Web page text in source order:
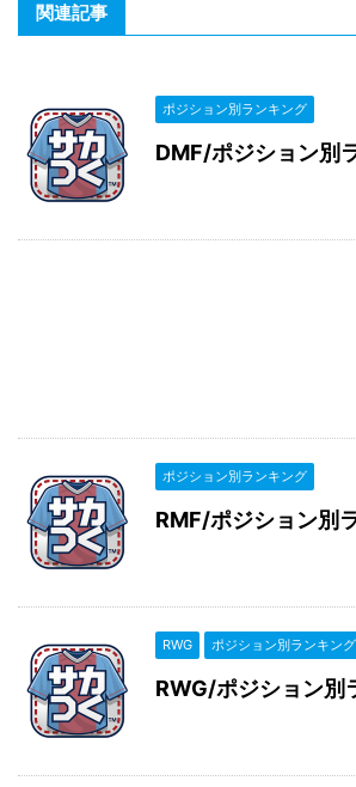
関連記事
ポジション別ランキング
DMF/ポジション別
ポジション別ランキング
RMF/ポジション別
RWG ポジション別ランキング
RWG/ポジション別